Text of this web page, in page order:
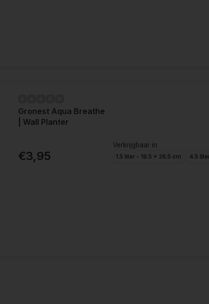
Gronest Aqua Breathe
| Wall Planter
€3,95
Verkrijgbaar in
1.5 liter - 18.5 x 26.5 cm 4.5